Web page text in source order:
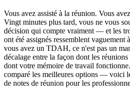
Vous avez assisté à la réunion. Vous
Vingt minutes plus tard, vous ne vous
décision qui compte vraiment — et les
ont été assignés ressemblent vaguement
vous avez un TDAH, ce n'est pas un
décalage entre la façon dont les
dont votre mémoire de travail
comparé les meilleures options — voici
de notes de réunion pour les